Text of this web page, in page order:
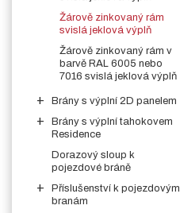
Žárově zinkovaný rám
svislá jeklová výplň
Žárově zinkovaný rám v
barvě RAL 6005 nebo
7016 svislá jeklová výplň
Brány s výplní 2D panelem
Brány s výplní tahokovem
Residence
Dorazový sloup k
pojezdové bráně
Příslušenství k pojezdovým
branám